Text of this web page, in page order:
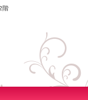
階